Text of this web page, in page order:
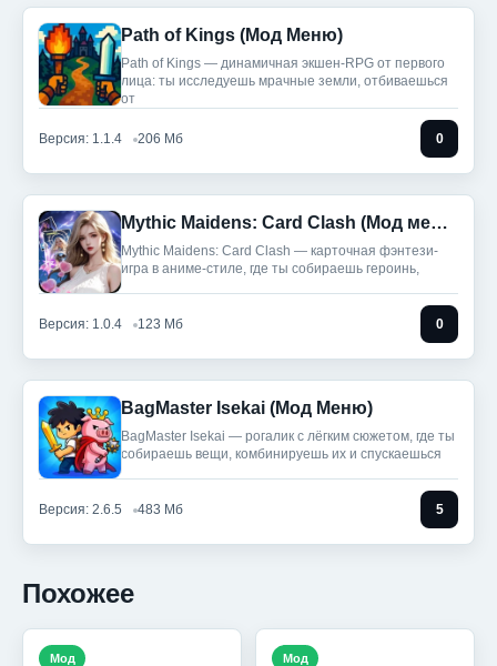
Path of Kings (Мод Меню)
Path of Kings — динамичная экшен-RPG от первого
лица: ты исследуешь мрачные земли, отбиваешься
от
Версия: 1.1.4 206 Мб 0
Mythic Maidens: Card Clash (Мод меню)
Mythic Maidens: Card Clash — карточная фэнтези-
игра в аниме-стиле, где ты собираешь героинь,
Версия: 1.0.4 123 Мб 0
BagMaster Isekai (Мод Меню)
BagMaster Isekai — рогалик с лёгким сюжетом, где ты
собираешь вещи, комбинируешь их и спускаешься
Версия: 2.6.5 483 Мб 5
Похожее
Мод Мод